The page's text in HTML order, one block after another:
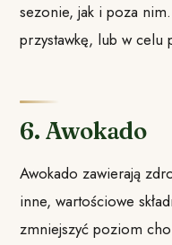
sezonie, jak i poza
przystawkę, lub w celu
6. Awokado
Awokado zawierają
inne, wartościowe
zmniejszyć poziom